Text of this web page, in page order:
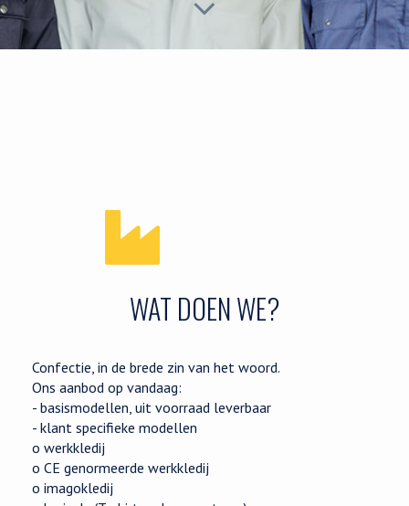
WAT DOEN WE?
Confectie, in de brede zin van het woord.
Ons aanbod op vandaag:
- basismodellen, uit voorraad leverbaar
- klant specifieke modellen
o werkkledij
o CE genormeerde werkkledij
o imagokledij